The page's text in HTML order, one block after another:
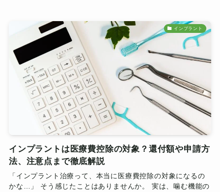
インプラント
インプラントは医療費控除の対象？還付額や申請方
法、注意点まで徹底解説
「インプラント治療って、本当に医療費控除の対象になるの
かな…」 そう感じたことはありませんか。 実は、噛む機能の